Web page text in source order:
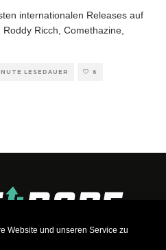
Website und unseren Service zu
internationalen Releases auf
Ricch, Comethazine,
LESEDAUER 6